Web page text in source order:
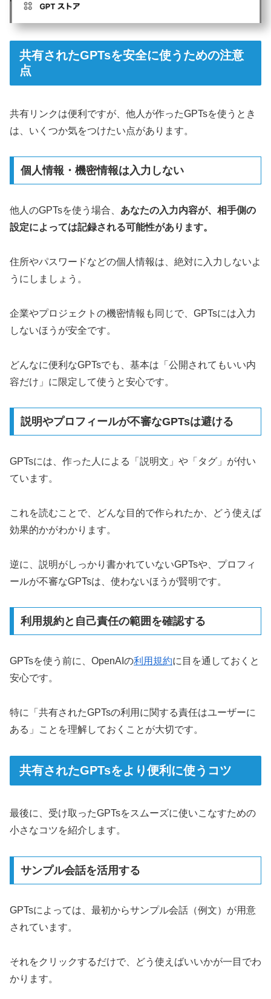
共有されたGPTsを安全に使うための注意
点
共有リンクは便利ですが、他人が作ったGPTsを使うとき
は、いくつか気をつけたい点があります。
個人情報・機密情報は入力しない
他人のGPTsを使う場合、 あなたの入力内容が、相手側の
設定によっては記録される可能性があります。
住所やパスワードなどの個人情報は、絶対に入力しないよ
うにしましょう。
企業やプロジェクトの機密情報も同じで、GPTsには入力
しないほうが安全です。
どんなに便利なGPTsでも、基本は「公開されてもいい内
容だけ」に限定して使うと安心です。
説明やプロフィールが不審なGPTsは避ける
GPTsには、作った人による「説明文」や「タグ」が付い
ています。
これを読むことで、どんな目的で作られたか、どう使えば
効果的かがわかります。
逆に、説明がしっかり書かれていないGPTsや、プロフィ
ールが不審なGPTsは、使わないほうが賢明です。
利用規約と自己責任の範囲を確認する
GPTsを使う前に、OpenAIの利用規約に目を通しておくと
安心です。
特に「共有されたGPTsの利用に関する責任はユーザーに
ある」ことを理解しておくことが大切です。
共有されたGPTsをより便利に使うコツ
最後に、受け取ったGPTsをスムーズに使いこなすための
小さなコツを紹介します。
サンプル会話を活用する
GPTsによっては、最初からサンプル会話（例文）が用意
されています。
それをクリックするだけで、どう使えばいいかが一目でわ
かります。